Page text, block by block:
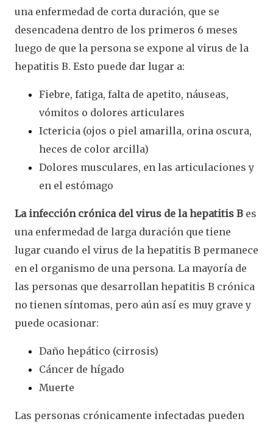
una enfermedad de corta duración, que se
desencadena dentro de los primeros 6 meses
luego de que la persona se expone al virus de la
hepatitis B. Esto puede dar lugar a:
Fiebre, fatiga, falta de apetito, náuseas,
vómitos o dolores articulares
Ictericia (ojos o piel amarilla, orina oscura,
heces de color arcilla)
Dolores musculares, en las articulaciones y
en el estómago
La infección crónica del virus de la hepatitis B es
una enfermedad de larga duración que tiene
lugar cuando el virus de la hepatitis B permanece
en el organismo de una persona. La mayoría de
las personas que desarrollan hepatitis B crónica
no tienen síntomas, pero aún así es muy grave y
puede ocasionar:
Daño hepático (cirrosis)
Cáncer de hígado
Muerte
Las personas crónicamente infectadas pueden